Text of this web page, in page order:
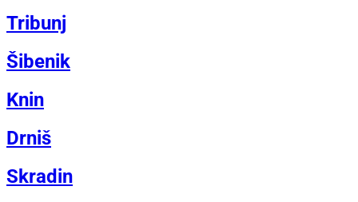
Tribunj
Šibenik
Knin
Drniš
Skradin